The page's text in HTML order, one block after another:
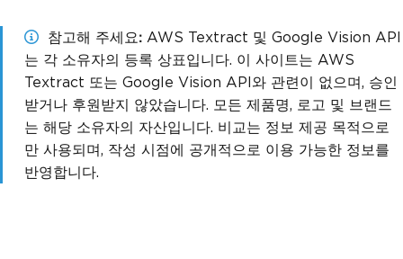
참고해 주세요
AWS Textract 및 Google Vision API
는 각 소유자의 등록 상표입니다. 이 사이트는 AWS
Textract 또는 Google Vision API와 관련이 없으며, 승인
받거나 후원받지 않았습니다. 모든 제품명, 로고 및 브랜드
는 해당 소유자의 자산입니다. 비교는 정보 제공 목적으로
만 사용되며, 작성 시점에 공개적으로 이용 가능한 정보를
반영합니다.